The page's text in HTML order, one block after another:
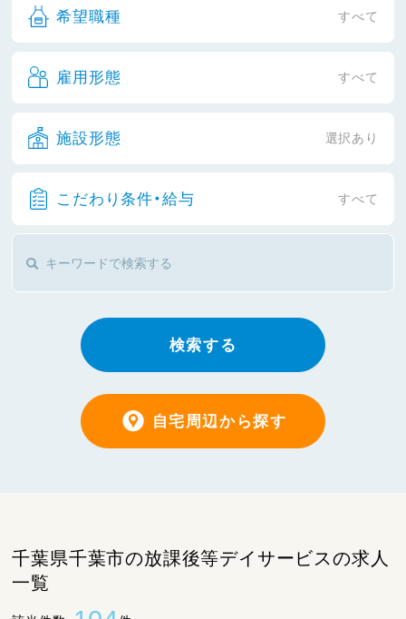
希望職種 すべて
雇用形態 すべて
施設形態 選択あり
こだわり条件・給与 すべて
検索する
自宅周辺から探す
千葉県千葉市の放課後等デイサービスの求人
一覧